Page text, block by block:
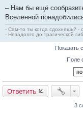
– Нам бы ещё
Вселенной
- Сам-то ты когда сдохнешь? -
- Незадолго до трагической
Показать
Поле
Ответить
3